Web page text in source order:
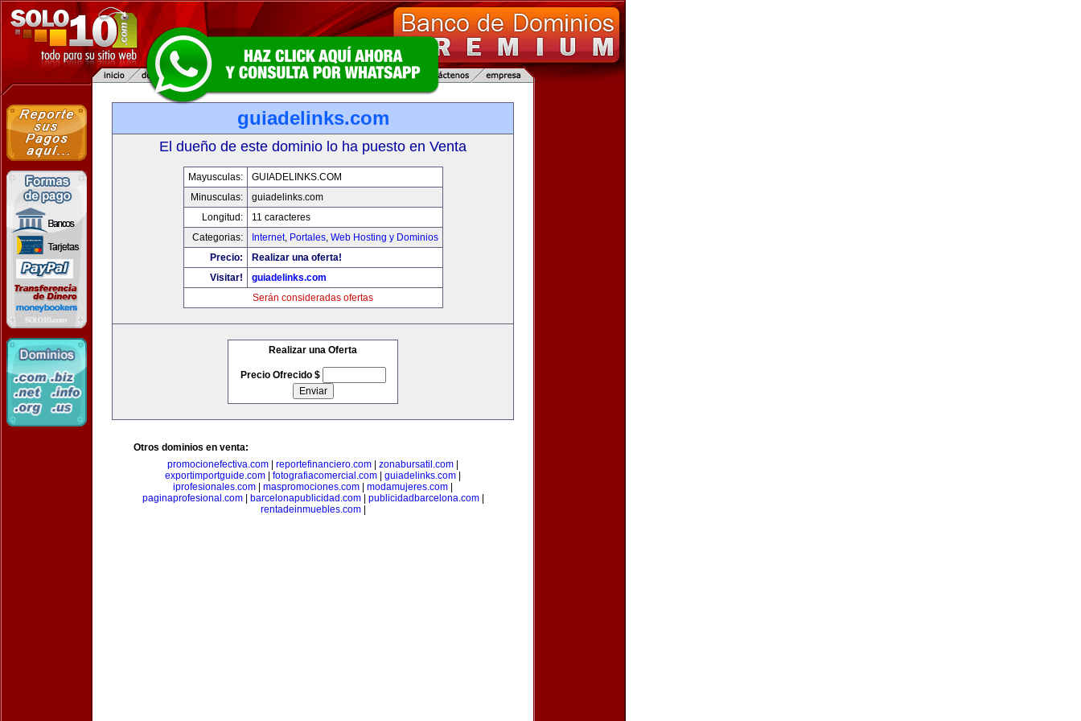
guiadelinks.com
El dueño de este dominio lo ha puesto en Venta
Mayusculas:
GUIADELINKS.COM
Minusculas:
guiadelinks.com
Longitud:
11 caracteres
Categorias:
Internet, Portales, Web Hosting y Dominios
Precio:
Realizar una oferta!
Visitar!
guiadelinks.com
Serán consideradas ofertas
Realizar una Oferta
Precio Ofrecido $
Otros dominios en venta:
promocionefectiva.com
reportefinanciero.com zonabursatil.com
exportimportguide.com
fotografiacomercial.com guiadelinks.com
iprofesionales.com
maspromociones.com modamujeres.com
paginaprofesional.com| barcelonapublicidad.com| publicidadbarcelona.com|
rentadeinmuebles.com|